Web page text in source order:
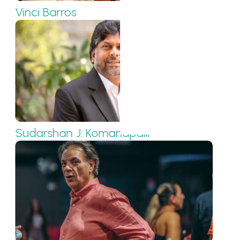
Vinci Barros
Sudarshan J. Komanapalli